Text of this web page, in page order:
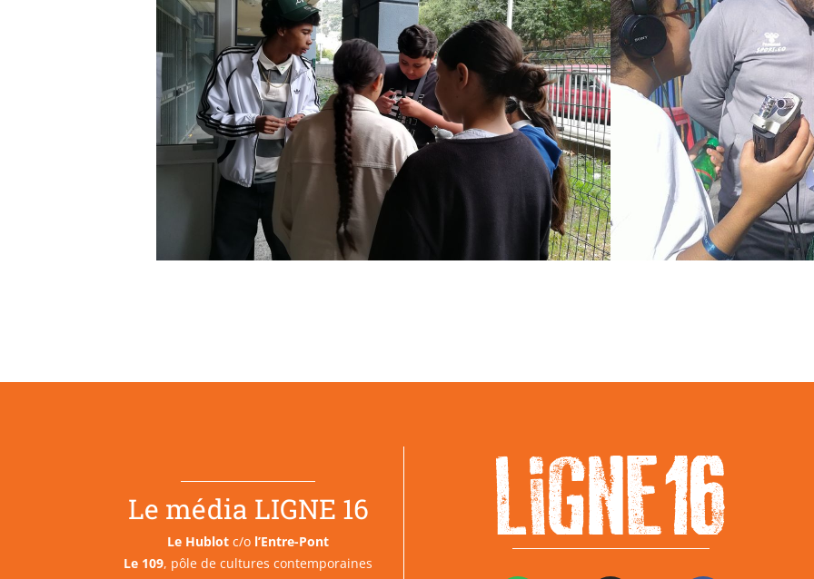
Le média LIGNE 16
Le Hublot c/o l’Entre-Pont
Le 109, pôle de cultures contemporaines